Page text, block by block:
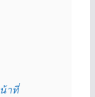
าที่